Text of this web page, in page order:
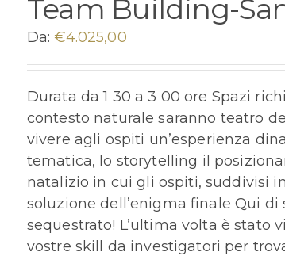
Team Building-
Da: €4.025,00
Durata da 1 30 a 3 00 ore Spazi
contesto naturale saranno teatro
vivere agli ospiti un’esperienza
tematica, lo storytelling il
natalizio in cui gli ospiti, suddivisi
soluzione dell’enigma finale Qui
sequestrato! L’ultima volta è stato
vostre skill da investigatori per